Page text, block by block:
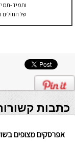
ותמיד-
של חתולים
כתבות
אפרסקים מצופים